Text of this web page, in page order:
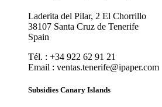
Laderita del Pilar, 2 El Chorrillo
38107 Santa Cruz de Tenerife
Spain
Tél. : +34 922 62 91 21
Email : ventas.tenerife@ipaper.com
Subsidies Canary Islands